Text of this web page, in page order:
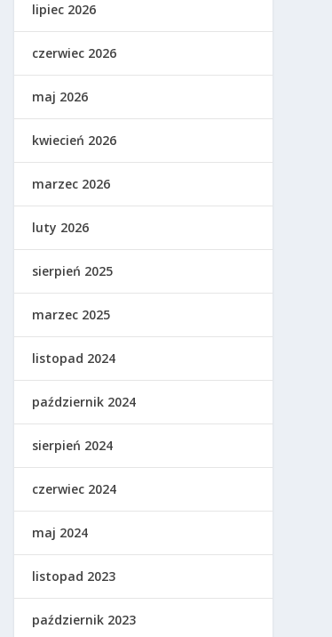
lipiec 2026
czerwiec 2026
maj 2026
kwiecień 2026
marzec 2026
luty 2026
sierpień 2025
marzec 2025
listopad 2024
październik 2024
sierpień 2024
czerwiec 2024
maj 2024
listopad 2023
październik 2023